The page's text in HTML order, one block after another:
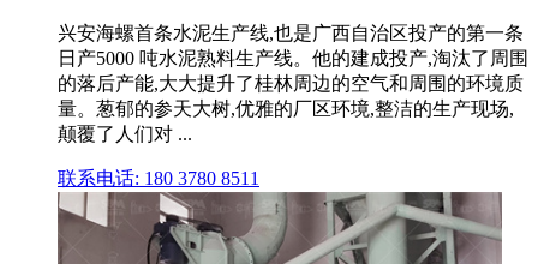
兴安海螺首条水泥生产线,也是广西自治区投产的第一条
日产5000 吨水泥熟料生产线。他的建成投产,淘汰了周围
的落后产能,大大提升了桂林周边的空气和周围的环境质
量。葱郁的参天大树,优雅的厂区环境,整洁的生产现场,
颠覆了人们对 ...
联系电话: 180 3780 8511